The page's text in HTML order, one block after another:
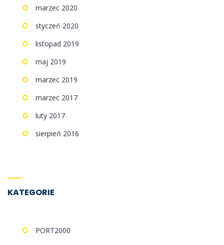
marzec 2020
styczeń 2020
listopad 2019
maj 2019
marzec 2019
marzec 2017
luty 2017
sierpień 2016
KATEGORIE
PORT2000